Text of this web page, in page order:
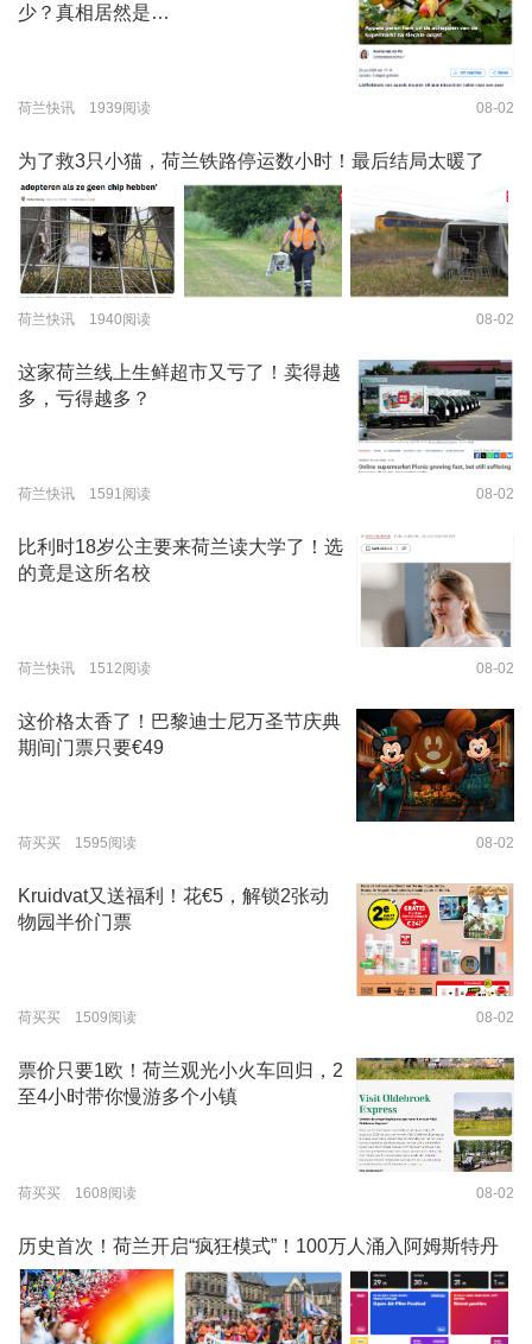
少？真相居然是…
荷兰快讯 1939阅读 08-02
为了救3只小猫，荷兰铁路停运数小时！最后结局太暖了
荷兰快讯 1940阅读 08-02
这家荷兰线上生鲜超市又亏了！卖得越
多，亏得越多？
荷兰快讯 1591阅读 08-02
比利时18岁公主要来荷兰读大学了！选
的竟是这所名校
荷兰快讯 1512阅读 08-02
这价格太香了！巴黎迪士尼万圣节庆典
期间门票只要€49
荷买买 1595阅读 08-02
Kruidvat又送福利！花€5，解锁2张动
物园半价门票
荷买买 1509阅读 08-02
票价只要1欧！荷兰观光小火车回归，2
至4小时带你慢游多个小镇
荷买买 1608阅读 08-02
历史首次！荷兰开启“疯狂模式”！100万人涌入阿姆斯特丹